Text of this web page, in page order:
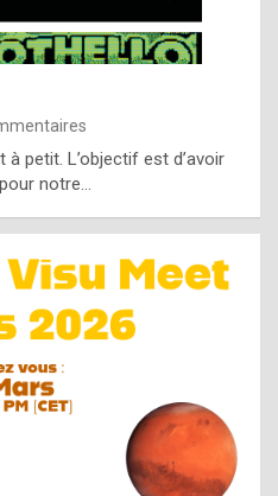
b
y
g
e
n
u
i
n
e
R
o
petit. L’objectif est d’avoir
notre…